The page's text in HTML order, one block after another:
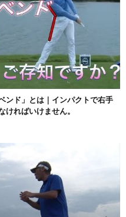
ンド」とは｜インパクトで右手
ければいけません。